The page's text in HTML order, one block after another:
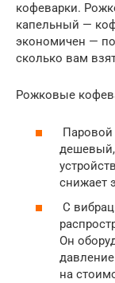
кофеварки.
капельный —
экономичен —
сколько вам
Рожковые
снижает
С
Он
на